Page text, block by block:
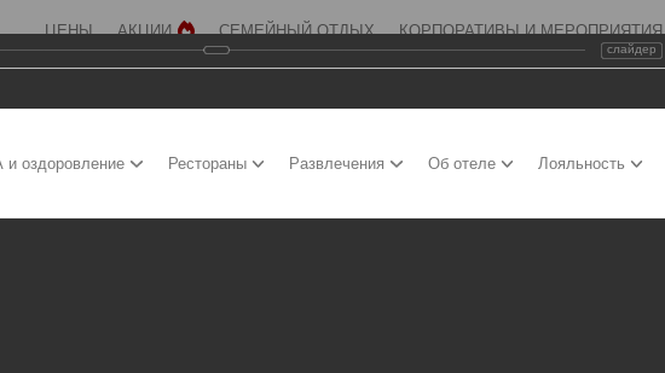
ЦЕНЫ АКЦИИ СЕМЕЙНЫЙ ОТДЫХ КОРПОРАТИВЫ И МЕРОПРИЯТИЯ
оздоровление Рестораны Развлечения Об отеле Лояльность
слайдер